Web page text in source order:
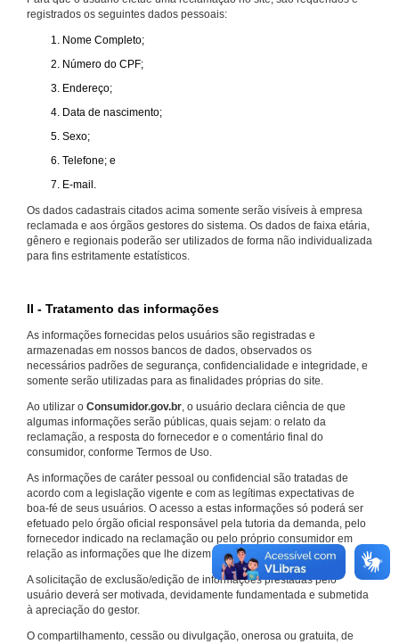
registrados os seguintes dados pessoais:
Nome Completo;
Número do CPF;
Endereço;
Data de nascimento;
Sexo;
Telefone; e
E-mail.
Os dados cadastrais citados acima somente serão visíveis à empresa
reclamada e aos órgãos gestores do sistema. Os dados de faixa etária,
gênero e regionais poderão ser utilizados de forma não individualizada
para fins estritamente estatísticos.
II - Tratamento das informações
As informações fornecidas pelos usuários são registradas e
armazenadas em nossos bancos de dados, observados os
necessários padrões de segurança, confidencialidade e integridade, e
somente serão utilizadas para as finalidades próprias do site.
Ao utilizar o Consumidor.gov.br, o usuário declara ciência de que
algumas informações serão públicas, quais sejam: o relato da
reclamação, a resposta do fornecedor e o comentário final do
consumidor, conforme Termos de Uso.
As informações de caráter pessoal ou confidencial são tratadas de
acordo com a legislação vigente e com as legítimas expectativas de
boa-fé de seus usuários. O acesso a estas informações só poderá ser
efetuado pelo órgão oficial responsável pela tutoria da demanda, pelo
fornecedor indicado na reclamação ou pelo próprio consumidor em
relação as informações que lhe dizem respeito.
A solicitação de exclusão/edição de informações prestadas pelo
usuário deverá ser motivada, devidamente fundamentada e submetida
à apreciação do gestor.
O compartilhamento, cessão ou divulgação, onerosa ou gratuita, de